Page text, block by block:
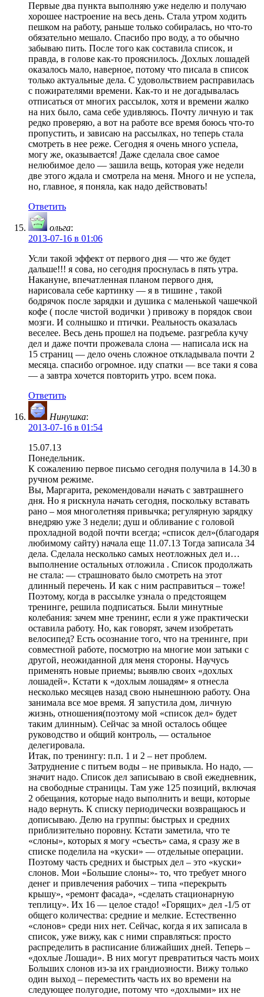
Первые два пункта выполняю уже неделю и получаю
хорошее настроение на весь день. Стала утром ходить
пешком на работу, раньше только собиралась, но что-то
обязательно мешало. Спасибо про воду, а то обычно
забываю пить. После того как составила список, и
правда, в голове как-то прояснилось. Дохлых лошадей
оказалось мало, наверное, потому что писала в список
только актуальные дела. С удовольствием расправилась
с пожирателями времени. Как-то и не догадывалась
отписаться от многих рассылок, хотя и времени жалко
на них было, сама себе удивляюсь. Почту личную и так
редко проверяю, а вот на работе все время боюсь что-то
пропустить, и зависаю на рассылках, но теперь стала
смотреть в нее реже. Сегодня я очень много успела,
могу же, оказывается! Даже сделала свое самое
нелюбимое дело — зашила вещь, которая уже недели
две этого ждала и смотрела на меня. Много и не успела,
но, главное, я поняла, как надо действовать!
Ответить
ольга:
2013-07-16 в 01:06
Усли такой эффект от первого дня — что же будет
дальше!!! я сова, но сегодня проснулась в пять утра.
Накануне, впечатленная планом первого дня,
нарисовала себе картинку — я в тишине , такой
бодрячок после зарядки и душика с маленькой чашечкой
кофе ( после чистой водички ) привожу в порядок свои
мозги. И солнышко и птички. Реальность оказалась
веселее. Весь день прошел на подъеме. разгребла кучу
дел и даже почти прожевала слона — написала иск на
15 страниц — дело очень сложное откладывала почти 2
месяца. спасибо огромное. иду спатки — все таки я сова
— а завтра хочется повторить утро. всем пока.
Ответить
Нинушка:
2013-07-16 в 01:54
15.07.13
Понедельник.
К сожалению первое письмо сегодня получила в 14.30 в
ручном режиме.
Вы, Маргарита, рекомендовали начать с завтрашнего
дня. Но я рискнула начать сегодня, поскольку вставать
рано – моя многолетняя привычка; регулярную зарядку
внедряю уже 3 недели; душ и обливание с головой
прохладной водой почти всегда; «список дел»(благодаря
любимому сайту) начала еще 11.07.13 Тогда записала 34
дела. Сделала несколько самых неотложных дел и…
выполнение остальных отложила . Список продолжать
не стала: — страшновато было смотреть на этот
длинный перечень. И как с ним расправиться – тоже!
Поэтому, когда в рассылке узнала о предстоящем
тренинге, решила подписаться. Были минутные
колебания: зачем мне тренинг, если я уже практически
оставила работу. Но, как говорят, зачем изобретать
велосипед? Есть осознание того, что на тренинге, при
совместной работе, посмотрю на многие мои затыки с
другой, неожиданной для меня стороны. Научусь
применять новые приемы; выявлю своих «дохлых
лошадей». Кстати к «дохлым лошадям» я отнесла
несколько месяцев назад свою нынешнюю работу. Она
занимала все мое время. Я запустила дом, личную
жизнь, отношения(поэтому мой «список дел» будет
таким длинным). Сейчас за мной осталось общее
руководство и общий контроль, — остальное
делегировала.
Итак, по тренингу: п.п. 1 и 2 – нет проблем.
Затруднение с питьем воды – не привыкла. Но надо, —
значит надо. Список дел записываю в свой ежедневник,
на свободные страницы. Там уже 125 позиций, включая
2 обещания, которые надо выполнить и вещи, которые
надо вернуть. К списку периодически возвращаюсь и
дописываю. Делю на группы: быстрых и средних
приблизительно поровну. Кстати заметила, что те
«слоны», которых я могу «съесть» сама, я сразу же в
списке поделила на «куски» — отдельные операции.
Поэтому часть средних и быстрых дел – это «куски»
слонов. Мои «Большие слоны»- то, что требует много
денег и привлечения рабочих – типа «перекрыть
крышу», «ремонт фасада», «сделать стационарную
теплицу». Их 16 — целое стадо! «Горящих» дел -1/5 от
общего количества: средние и мелкие. Естественно
«слонов» среди них нет. Сейчас, когда я их записала в
список, уже вижу, как с ними справляться: просто
распределить в расписание ближайших дней. Теперь –
«дохлые Лошади». В них могут превратиться часть моих
Больших слонов из-за их грандиозности. Вижу только
один выход – переместить часть их во времени на
следующее полугодие, потому что «дохлыми» их не